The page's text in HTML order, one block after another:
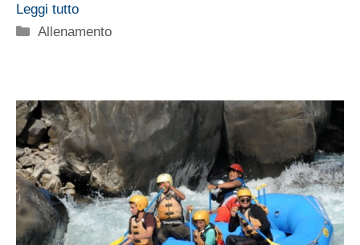
Leggi tutto
Categorie
Allenamento